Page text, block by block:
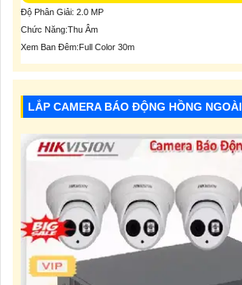
Độ Phân Giải: 2.0 MP
Chức Năng:Thu Âm
Xem Ban Đêm:Full Color 30m
LẮP CAMERA BÁO ĐỘNG HỒNG